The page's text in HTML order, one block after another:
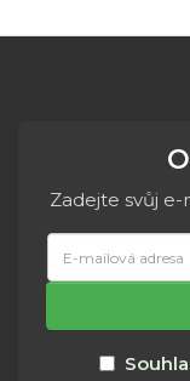
Zadejte svůj